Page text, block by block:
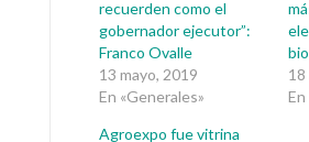
recuerden como el
gobernador ejecutor”:
Franco Ovalle
13 mayo, 2019
En «Generales»
En
Agroexpo fue vitrina